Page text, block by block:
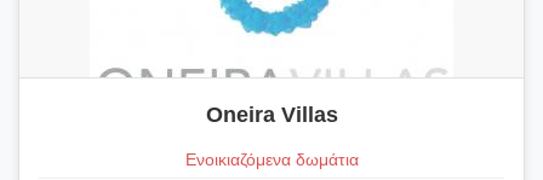
Oneira Villas
Ενοικιαζόμενα δωμάτια